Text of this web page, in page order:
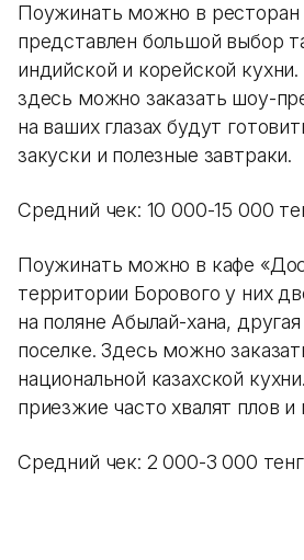
Поужинать можно в ресторан
представлен большой выбор
индийской и корейской
здесь можно заказать шоу-
на ваших глазах будут
закуски и полезные завтраки.
Средний чек: 10 000-15 000
Поужинать можно в кафе
территории Борового у них
на поляне Абылай-хана,
поселке. Здесь можно
национальной казахской
приезжие часто хвалят плов и
Средний чек: 2 000-3 000